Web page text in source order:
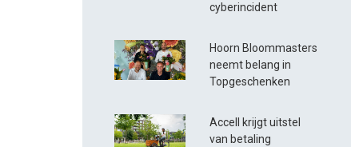
cyberincident
Hoorn Bloommasters
neemt belang in
Topgeschenken
Accell krijgt uitstel
van betaling